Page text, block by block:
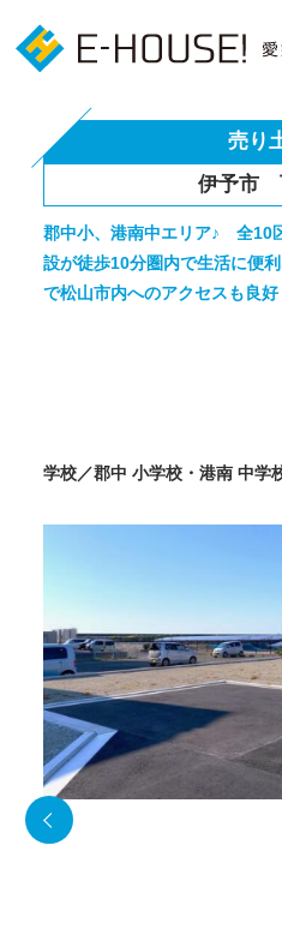
売り
伊予市
郡中小、港南中エリア♪ 全10
設が徒歩10分圏内で生活に便
で松山市内へのアクセスも良好
学校／郡中 小学校・港南 中学